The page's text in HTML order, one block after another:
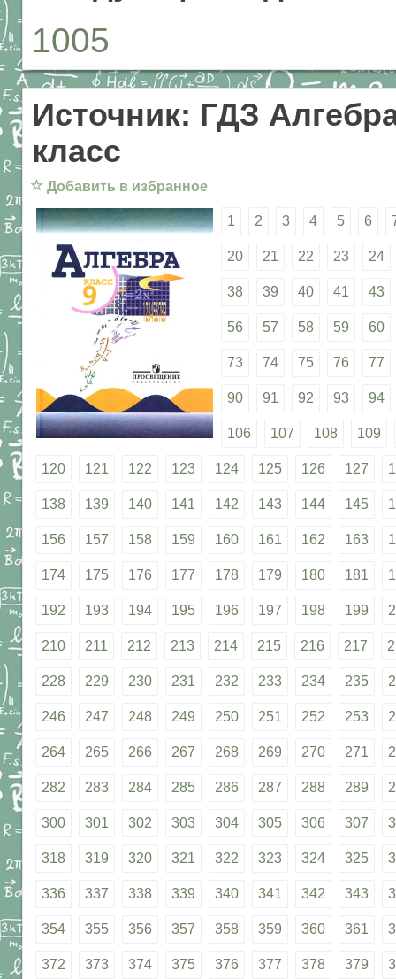
1005
Источник: ГДЗ
класс
☆ Добавить в избранное
1 2 3 4 5 6
20 21 22 23 24
38 39 40 41 43
56 57 58 59 60
73 74 75 76 77
90 91 92 93 94
106 107 108 109
120 121 122 123 124 125 126 127
138 139 140 141 142 143 144 145
156 157 158 159 160 161 162 163
174 175 176 177 178 179 180 181
192 193 194 195 196 197 198 199
210 211 212 213 214 215 216 217
228 229 230 231 232 233 234 235
246 247 248 249 250 251 252 253
264 265 266 267 268 269 270 271
282 283 284 285 286 287 288 289
300 301 302 303 304 305 306 307
318 319 320 321 322 323 324 325
336 337 338 339 340 341 342 343
354 355 356 357 358 359 360 361
372 373 374 375 376 377 378 379